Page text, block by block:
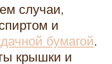
случаи,
и
бумагой.
крышки и